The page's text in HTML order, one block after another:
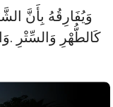
وَيُفَارِقُهُ بِأَنَّ
كَالطُّهْرِ وَالسِّتْرِ